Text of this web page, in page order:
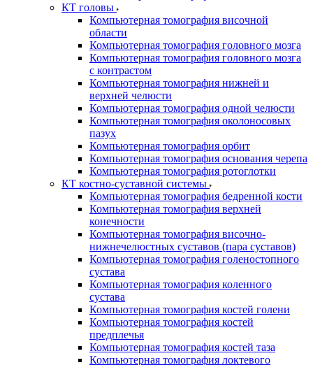
КТ головы
Компьютерная томография височной
области
Компьютерная томография головного мозга
Компьютерная томография головного мозга
с контрастом
Компьютерная томография нижней и
верхней челюсти
Компьютерная томография одной челюсти
Компьютерная томография околоносовых
пазух
Компьютерная томография орбит
Компьютерная томография основания черепа
Компьютерная томография ротоглотки
КТ костно-суставной системы
Компьютерная томография бедренной кости
Компьютерная томография верхней
конечности
Компьютерная томография височно-
нижнечелюстных суставов (пара суставов)
Компьютерная томография голеностопного
сустава
Компьютерная томография коленного
сустава
Компьютерная томография костей голени
Компьютерная томография костей
предплечья
Компьютерная томография костей таза
Компьютерная томография локтевого